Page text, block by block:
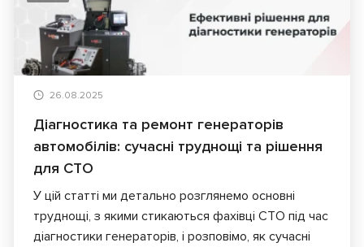
26.08.2025
Діагностика та ремонт генераторів
автомобілів: сучасні труднощі та рішення
для СТО
У цій статті ми детально розглянемо основні
труднощі, з якими стикаються фахівці СТО під час
діагностики генераторів, і розповімо, як сучасні